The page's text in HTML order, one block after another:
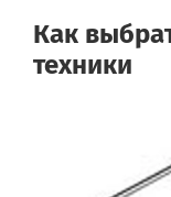
Как
техники